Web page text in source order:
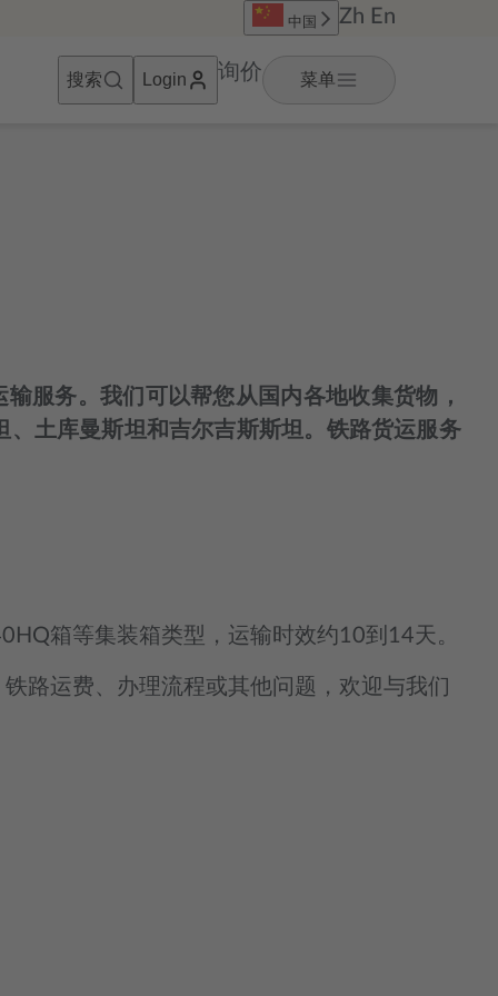
搜索 Login 询价 菜单
中国 Zh En
服务。我们可以帮您从国内各地收集货物，
土库曼斯坦和吉尔吉斯斯坦。铁路货运服务
箱等集装箱类型，运输时效约10到14天。
路运费、办理流程或其他问题，欢迎与我们